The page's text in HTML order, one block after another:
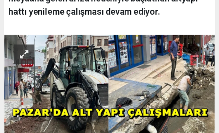
hattı yenileme çalışması devam ediyor.